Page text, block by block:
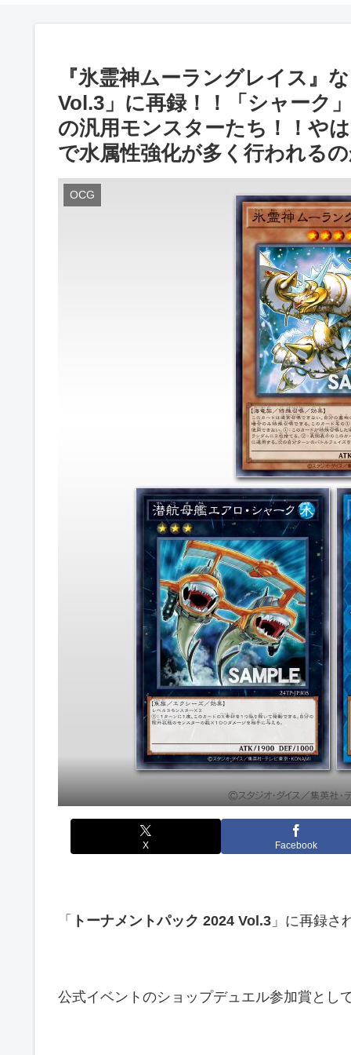
『氷霊神ムーラングレイス』
Vol.3」に再録！！「シャーク
の汎用モンスターたち！！や
で水属性強化が多く行われる
OCG
X Facebook
「 トーナメントパック 2024 Vol.3 」に再録さ
公式イベントのショップデュエル参加賞とし